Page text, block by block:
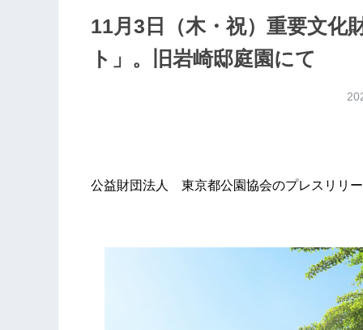
11月3日（木・祝）重要文化
ト」。旧岩崎邸庭園にて
公益財団法人 東京都公園協会のプレスリリ